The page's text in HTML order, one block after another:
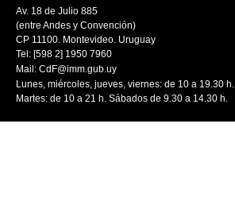
Av. 18 de Julio 885
(entre Andes y Convención)
CP 11100. Montevideo. Uruguay
Tel: [598 2] 1950 7960
Mail: CdF@imm.gub.uy
Lunes, miércoles, jueves, viernes: de 10 a 19.30 h.
Martes: de 10 a 21 h. Sábados de 9.30 a 14.30 h.